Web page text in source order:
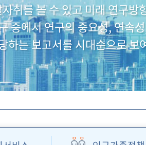
취를 볼 수 있고 미래 연구
중에서 연구의 중요성, 연속
는 보고서를 시대순으로